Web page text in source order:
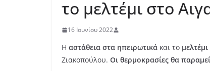
το μελτέμι στο
16 Ιουνίου 2022
Η αστάθεια στα ηπειρωτικά και το
Ζιακοπούλου. Οι θερμοκρασίες θα